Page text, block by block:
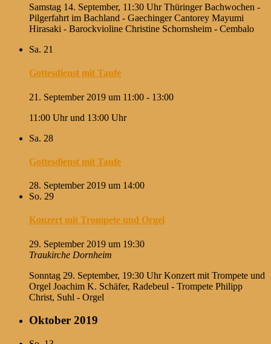
Samstag 14. September, 11:30 Uhr Thüringer Bachwochen -
Pilgerfahrt im Bachland - Gaechinger Cantorey Mayumi
Hirasaki - Barockvioline Christine Schornsheim - Cembalo
Sa. 21
Gottesdienst mit Taufe
21. September 2019 um 11:00 - 13:00
11:00 Uhr und 13:00 Uhr
Sa. 28
Gottesdienst mit Taufe
28. September 2019 um 14:00
So. 29
Konzert mit Trompete und Orgel
29. September 2019 um 19:30
Traukirche Dornheim
Sonntag 29. September, 19:30 Uhr Konzert mit Trompete und
Orgel Joachim K. Schäfer, Radebeul - Trompete Philipp
Christ, Suhl - Orgel
Oktober 2019